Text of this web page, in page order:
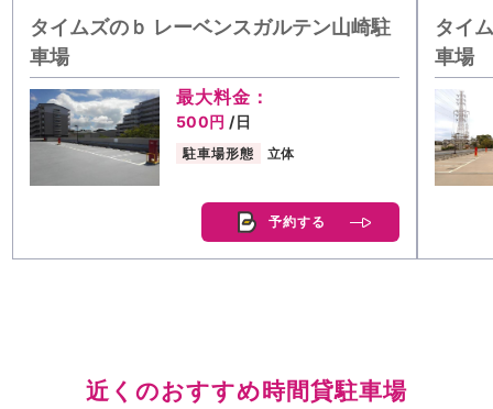
タイムズのｂ レーベンスガルテン山崎駐
車場
最大料金：
500円 /日
駐車場形態 立体
予約する
タイ
車場
近くのおすすめ時間貸駐車場